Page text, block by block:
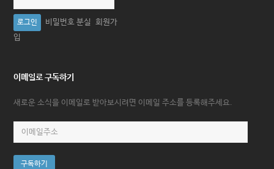
비밀번호 분실
회원가
입
이메일로 구독하기
새로운 소식을 이메일로 받아보시려면 이메일 주소를 등록해주세요.
구독하기